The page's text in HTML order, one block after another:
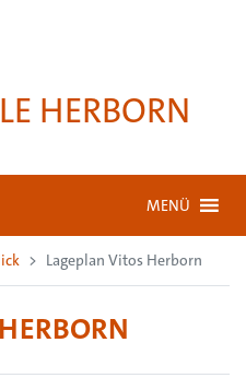
HERBORN
MENÜ
Lageplan Vitos Herborn